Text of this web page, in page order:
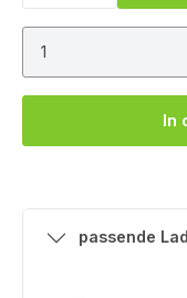
Produkt
In
passende